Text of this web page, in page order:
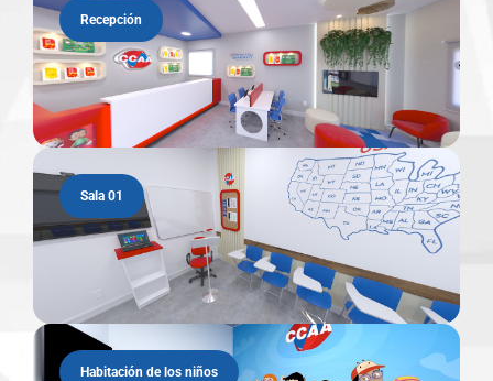
Recepción
Sala 01
Habitación de los niños